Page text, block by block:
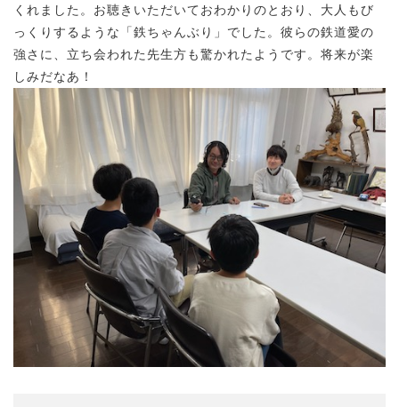
くれました。お聴きいただいておわかりのとおり、大人もび
っくりするような「鉄ちゃんぶり」でした。彼らの鉄道愛の
強さに、立ち会われた先生方も驚かれたようです。将来が楽
しみだなあ！